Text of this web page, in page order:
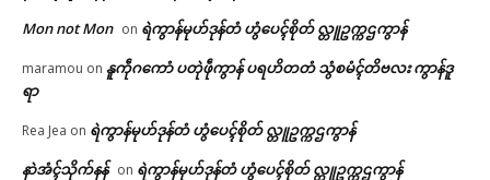
Mon not Mon on ရဲကွာန်မုဟ်ဒုန်တံ ဟွံပေၚ်စိုတ် လ္တူဥက္ကဌကွာန်
maramou on နူကဵုဂကောံ ပတုဲဖဵုကွာန် ပရဟိတတံ သွံစမံၚ်တိဗလး ကွာန်ဒူ
ရာ
Rea Jea on ရဲကွာန်မုဟ်ဒုန်တံ ဟွံပေၚ်စိုတ် လ္တူဥက္ကဌကွာန်
နာဲအံၚ်သိုက်နန် on ရဲကွာန်မုဟ်ဒုန်တံ ဟွံပေၚ်စိုတ် လ္တူဥက္ကဌကွာန်